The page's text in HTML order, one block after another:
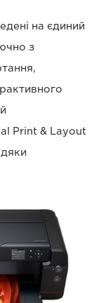
на єдиний
з
Print & Layout